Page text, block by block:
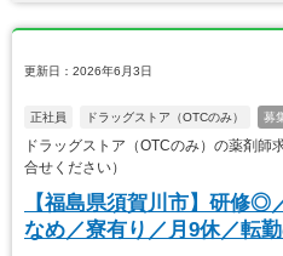
更新日：2026年6月3日
正社員 ドラッグストア（OTCのみ） 募
ドラッグストア（OTCのみ）の薬剤
合せください）
【福島県須賀川市】研修◎
なめ／寮有り／月9休／転